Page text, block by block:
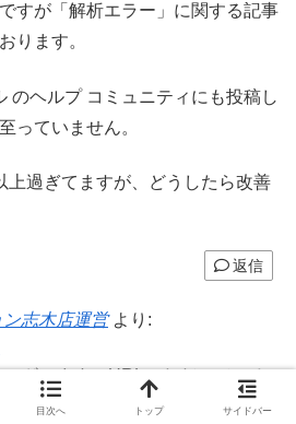
すが「解析エラー」に関する記事
ります。
のヘルプ コミュニティにも投稿し
っていません。
上過ぎてますが、どうしたら改善
返信
志木店運営 より:
ざいます。URLいただいている
トマップと思われるURLを確認
目次へ トップ サイドバー